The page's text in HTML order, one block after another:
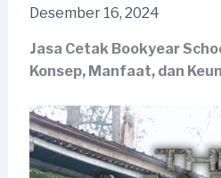
Desember 16, 2024
Jasa Cetak Bookyear
Konsep, Manfaat, dan